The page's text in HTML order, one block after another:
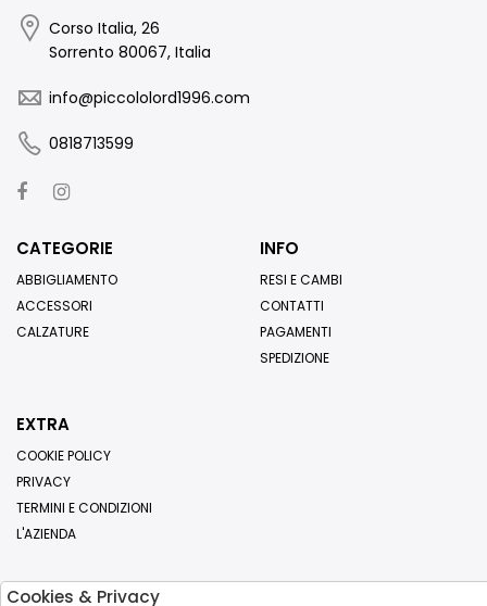
Corso Italia, 26
Sorrento 80067, Italia
info@piccololord1996.com
0818713599
CATEGORIE
ABBIGLIAMENTO
ACCESSORI
CALZATURE
INFO
RESI E CAMBI
CONTATTI
PAGAMENTI
SPEDIZIONE
EXTRA
COOKIE POLICY
PRIVACY
TERMINI E CONDIZIONI
L'AZIENDA
Cookies & Privacy